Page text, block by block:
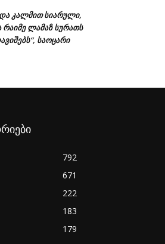
კალმით სიარული,
ლამაზ სურათს
საოცარი
792
671
222
183
179